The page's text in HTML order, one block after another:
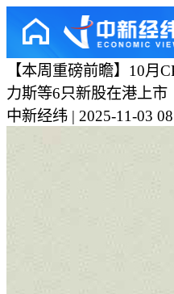
【本周重磅前瞻】10月
力斯等6只新股在港上市
中新经纬 | 2025-11-03